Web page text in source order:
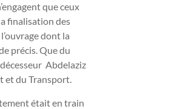
que ceux
finalisation des
dont la
précis. Que du
Abdelaziz
et du Transport.
était en train